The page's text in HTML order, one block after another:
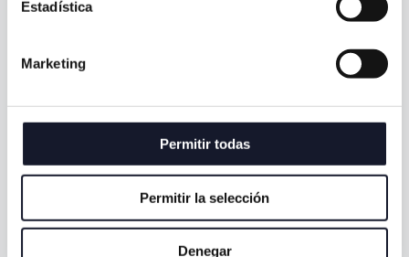
Estadística
Marketing
Permitir todas
Permitir la selección
Denegar
Clínica *
Dinos tu preferencia de día y hora. Nos pondremos en
contacto para confirmar: